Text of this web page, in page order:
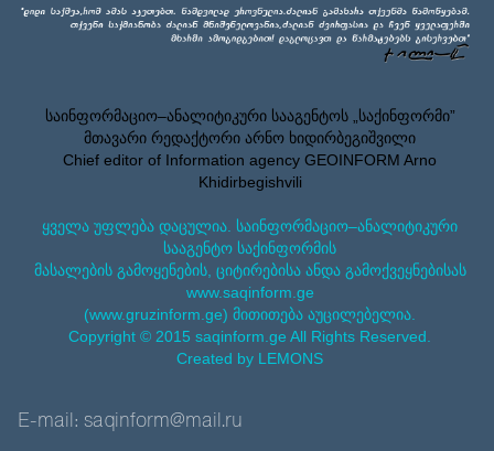
საინფორმაციო–ანალიტიკური სააგენტოს „საქინფორმი”
მთავარი რედაქტორი არნო ხიდირბეგიშვილი
Chief editor of Information agency GEOINFORM Arno
Khidirbegishvili
ყველა უფლება დაცულია. საინფორმაციო–ანალიტიკური
სააგენტო საქინფორმის
მასალების გამოყენების, ციტირებისა ანდა გამოქვეყნებისას
www.saqinform.ge
(www.gruzinform.ge) მითითება აუცილებელია.
Copyright © 2015 saqinform.ge All Rights Reserved.
Created by LEMONS
E-mail: saqinform@mail.ru